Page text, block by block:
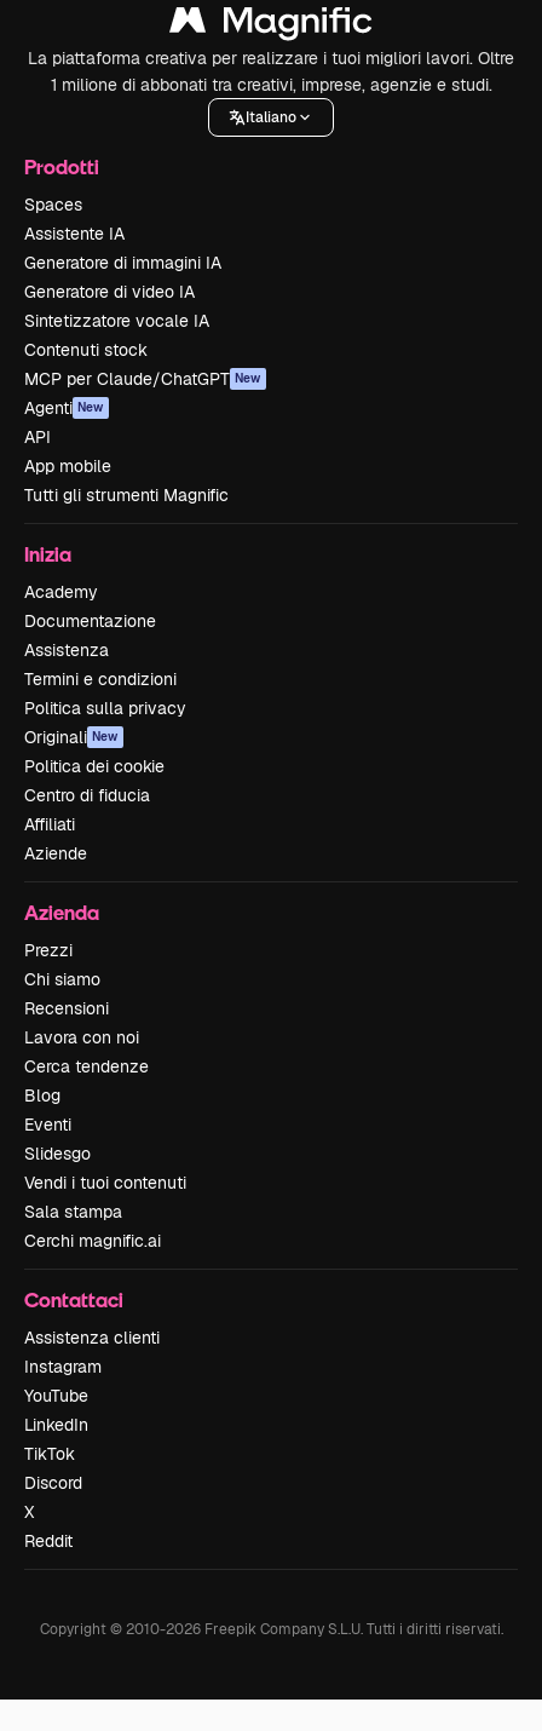
La piattaforma creativa per realizzare i tuoi migliori lavori. Oltre
1 milione di abbonati tra creativi, imprese, agenzie e studi.
Italiano
Prodotti
Spaces
Assistente IA
Generatore di immagini IA
Generatore di video IA
Sintetizzatore vocale IA
Contenuti stock
MCP per Claude/ChatGPT New
Agenti New
API
App mobile
Tutti gli strumenti Magnific
Inizia
Academy
Documentazione
Assistenza
Termini e condizioni
Politica sulla privacy
Originali New
Politica dei cookie
Centro di fiducia
Affiliati
Aziende
Azienda
Prezzi
Chi siamo
Recensioni
Lavora con noi
Cerca tendenze
Blog
Eventi
Slidesgo
Vendi i tuoi contenuti
Sala stampa
Cerchi magnific.ai
Contattaci
Assistenza clienti
Instagram
YouTube
LinkedIn
TikTok
Discord
X
Reddit
Copyright © 2010-2026Freepik Company S.L.U. Tutti i diritti riservati.